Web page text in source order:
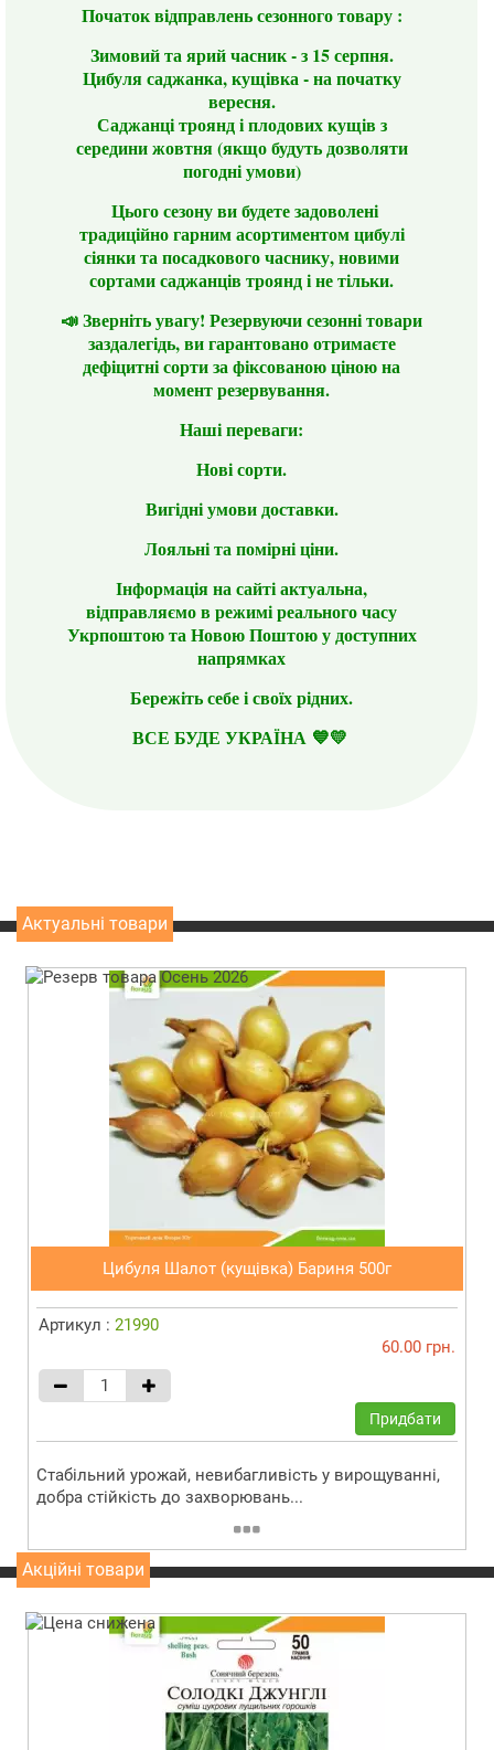
Початок відправлень сезонного товару :
Зимовий та ярий часник - з 15 серпня.
Цибуля саджанка, кущівка - на початку
вересня.
Саджанці троянд і плодових кущів з
середини жовтня (якщо будуть дозволяти
погодні умови)
Цього сезону ви будете задоволені
традиційно гарним асортиментом цибулі
сіянки та посадкового часнику, новими
сортами саджанців троянд і не тільки.
📣 Зверніть увагу! Резервуючи сезонні товари
заздалегідь, ви гарантовано отримаєте
дефіцитні сорти за фіксованою ціною на
момент резервування.
Наші переваги:
Нові сорти.
Вигідні умови доставки.
Лояльні та помірні ціни.
Інформація на сайті актуальна,
відправляємо в режимі реального часу
Укрпоштою та Новою Поштою у доступних
напрямках
Бережіть себе і своїх рідних.
ВСЕ БУДЕ УКРАЇНА 💙💛
Актуальні товари
Цибуля Шалот (кущівка) Бариня 500г
Артикул : 21990
60.00 грн.
Придбати
Стабільний урожай, невибагливість у вирощуванні,
добра стійкість до захворювань...
Акційні товари